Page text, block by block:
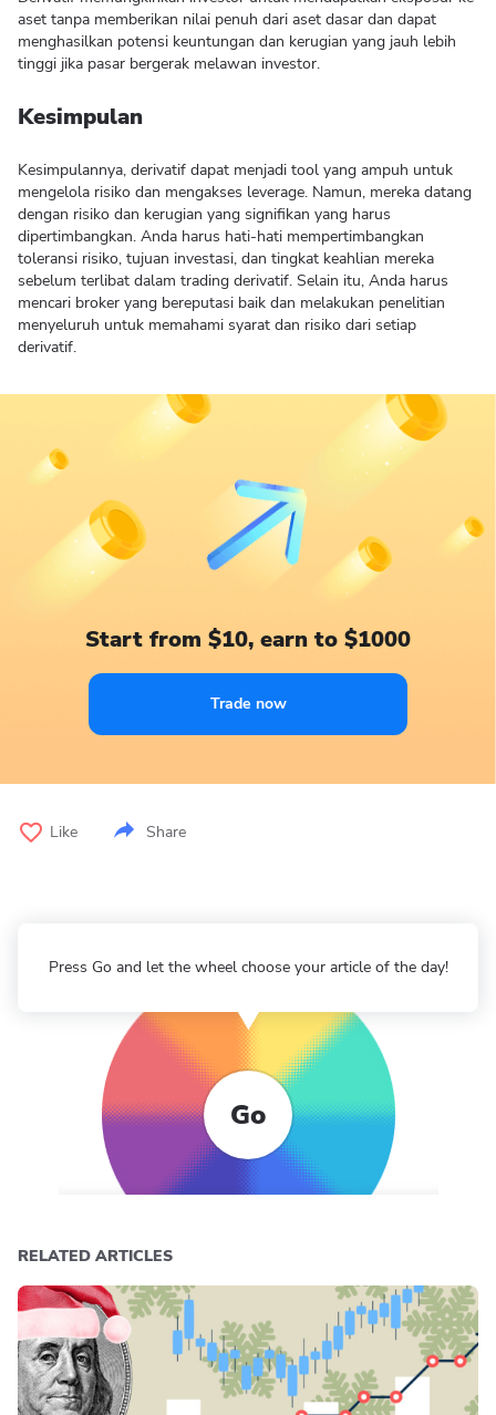
aset tanpa memberikan nilai penuh dari aset dasar dan dapat
menghasilkan potensi keuntungan dan kerugian yang jauh lebih
tinggi jika pasar bergerak melawan investor.
Kesimpulan
Kesimpulannya, derivatif dapat menjadi tool yang ampuh untuk
mengelola risiko dan mengakses leverage. Namun, mereka datang
dengan risiko dan kerugian yang signifikan yang harus
dipertimbangkan. Anda harus hati-hati mempertimbangkan
toleransi risiko, tujuan investasi, dan tingkat keahlian mereka
sebelum terlibat dalam trading derivatif. Selain itu, Anda harus
mencari broker yang bereputasi baik dan melakukan penelitian
menyeluruh untuk memahami syarat dan risiko dari setiap
derivatif.
Start from $10, earn to $1000
Trade now
Like Share
Go
Press Go and let the wheel choose your article of the day!
RELATED ARTICLES